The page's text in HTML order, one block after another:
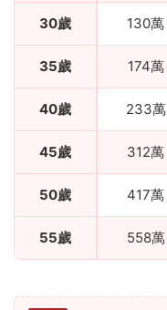
30歲 130萬
35歲 174萬
40歲 233萬
45歲 312萬
50歲 417萬
55歲 558萬